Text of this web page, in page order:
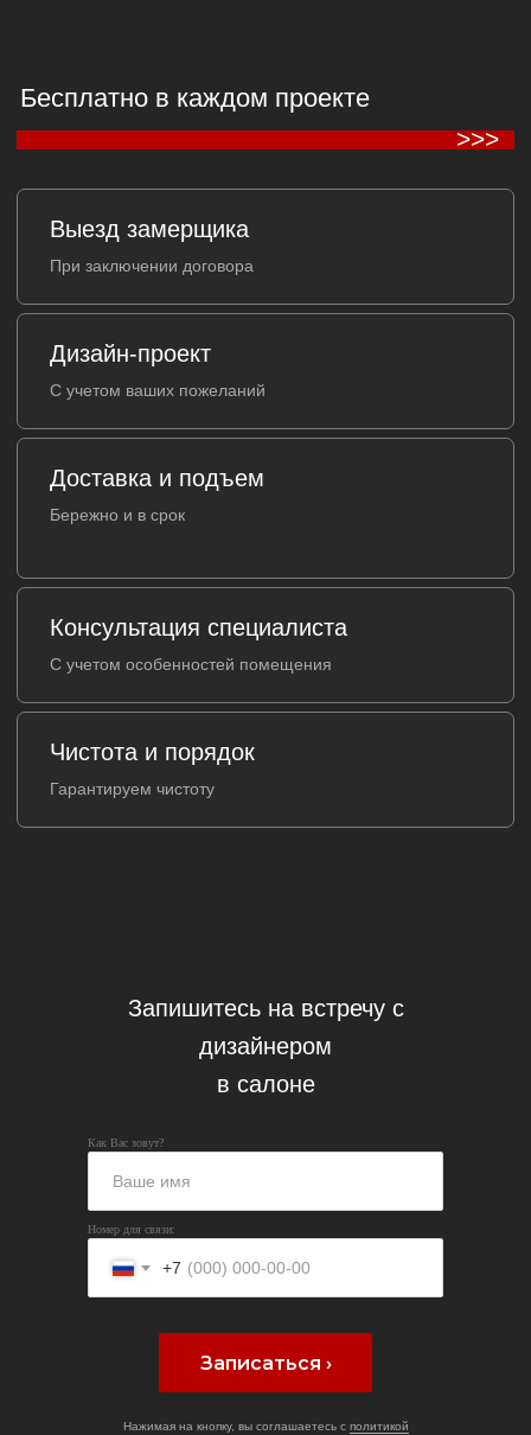
Как Вас зовут?
Номер для связи:
+7
Записаться ›
Запишитесь на встречу с
дизайнером
в салоне
Нажимая на кнопку, вы соглашаетесь с политикой